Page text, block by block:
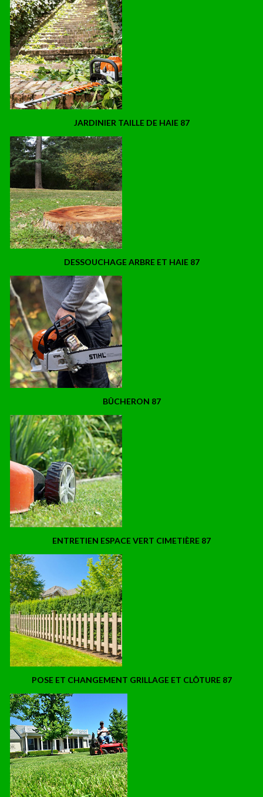
JARDINIER TAILLE DE HAIE 87
DESSOUCHAGE ARBRE ET HAIE 87
BÛCHERON 87
ENTRETIEN ESPACE VERT CIMETIÈRE 87
POSE ET CHANGEMENT GRILLAGE ET CLÔTURE 87